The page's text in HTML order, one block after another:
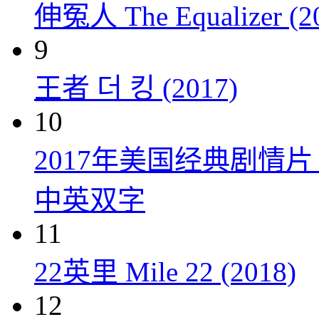
伸冤人 The Equalizer
9
王者 더 킹 (2017)
10
2017年美国经典剧情
中英双字
11
22英里 Mile 22 (2018)
12